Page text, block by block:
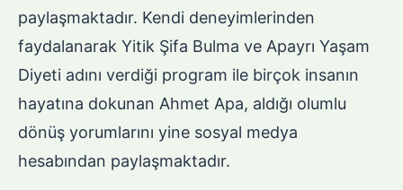
paylaşmaktadır. Kendi deneyimlerinden
faydalanarak Yitik Şifa Bulma ve Apayrı Yaşam
Diyeti adını verdiği program ile birçok insanın
hayatına dokunan Ahmet Apa, aldığı olumlu
dönüş yorumlarını yine sosyal medya
hesabından paylaşmaktadır.